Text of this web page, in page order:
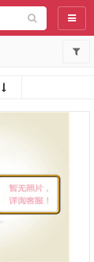
导航